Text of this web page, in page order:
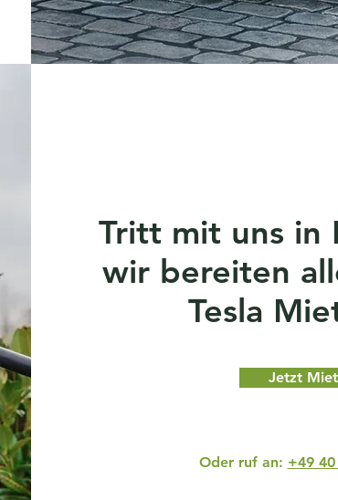
Tritt mit uns in
wir bereiten
Tesla
Jetzt
Oder ruf an: +49